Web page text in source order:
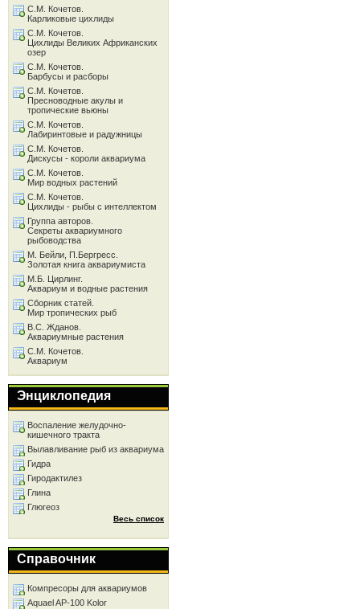
С.М. Кочетов.
Карликовые цихлиды
С.М. Кочетов.
Цихлиды Великих Африканских
озер
С.М. Кочетов.
Барбусы и расборы
С.М. Кочетов.
Пресноводные акулы и
тропические вьюны
С.М. Кочетов.
Лабиринтовые и радужницы
С.М. Кочетов.
Дискусы - короли аквариума
С.М. Кочетов.
Мир водных растений
С.М. Кочетов.
Цихлиды - рыбы с интеллектом
Группа авторов.
Секреты аквариумного
рыбоводства
М. Бейли, П.Бергресс.
Золотая книга аквариумиста
М.Б. Цирлинг.
Аквариум и водные растения
Сборник статей.
Мир тропических рыб
В.С. Жданов.
Аквариумные растения
С.М. Кочетов.
Аквариум
Энциклопедия
Воспаление желудочно-
кишечного тракта
Вылавливание рыб из аквариума
Гидра
Гиродактилез
Глина
Глюгеоз
Весь список
Справочник
Компресоры для аквариумов
Aquael AP-100 Kolor